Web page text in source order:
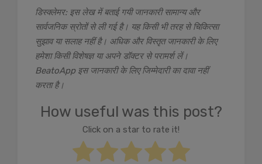
डिस्क्लेमर: इस लेख में बताई गयी जानकारी सामान्य और
सार्वजनिक स्रोतों से ली गई है। यह किसी भी तरह से चिकित्सा
सुझाव या सलाह नहीं है। अधिक और विस्तृत जानकारी के लिए
हमेशा किसी विशेषज्ञ या अपने डॉक्टर से परामर्श लें।
BeatoApp इस जानकारी के लिए जिम्मेदारी का दावा नहीं
करता है।
How useful was this post?
Click on a star to rate it!